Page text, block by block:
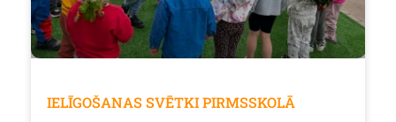
IELĪGOŠANAS SVĒTKI PIRMSSKOLĀ